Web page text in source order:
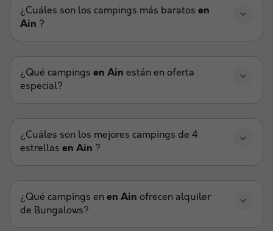
¿Cuáles son los campings más baratos en
Ain ?
¿Qué campings en Ain están en oferta
especial?
¿Cuáles son los mejores campings de 4
estrellas en Ain ?
¿Qué campings en en Ain ofrecen alquiler
de Bungalows?